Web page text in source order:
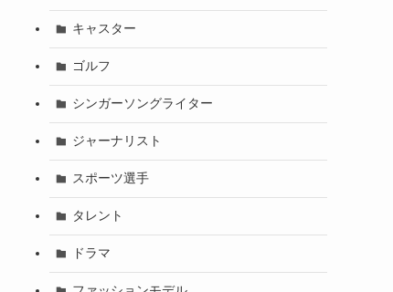
キャスター
ゴルフ
シンガーソングライター
ジャーナリスト
スポーツ選手
タレント
ドラマ